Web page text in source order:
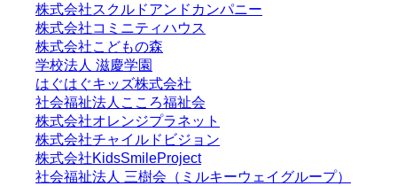
株式会社スクルドアンドカンパニー
株式会社コミニティハウス
株式会社こどもの森
学校法人 滋慶学園
はぐはぐキッズ株式会社
社会福祉法人こころ福祉会
株式会社オレンジプラネット
株式会社チャイルドビジョン
株式会社KidsSmileProject
社会福祉法人 三樹会（ミルキーウェイグループ）